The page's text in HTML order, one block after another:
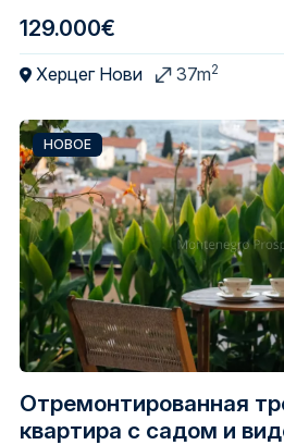
129.000€
Херцег Нови 37m2
Отремонтированная
квартира с садом и
НОВОЕ